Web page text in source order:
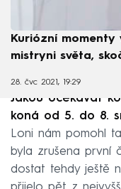
Kuriózní
mistryni světa,
28. čvc 2021, 19:29
Jakou očekávat
koná od 5. do 8.
Loni nám pomohl
byla zrušena první
dostat tehdy ještě